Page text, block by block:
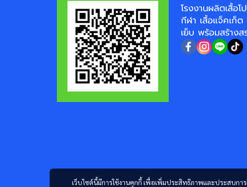
เว็บไซต์นี้มีการใช้งานคุกกี้ เพื่อเพิ่มประสิทธิภาพและประสบกา
โรงงานผลิตเสื้อโ
กีฬา เสื้อแจ็คเก็ต
เย็บ พร้อมสร้าง